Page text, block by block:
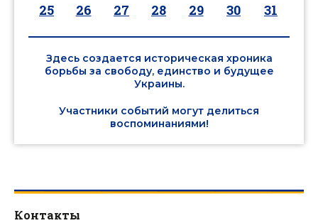
25
26 27 28 29 30 31
Здесь создается историческая хроника
борьбы за свободу, единство и будущее
Украины.
Участники событий могут делиться
воспоминаниями!
Контакты